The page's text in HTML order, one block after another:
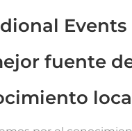
Events
fuente